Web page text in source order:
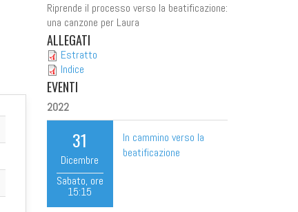
Riprende il processo verso la beatificazione:
una canzone per Laura
ALLEGATI
Estratto
Indice
EVENTI
2022
31
Dicembre
Sabato, ore
15:15
In cammino verso la
beatificazione